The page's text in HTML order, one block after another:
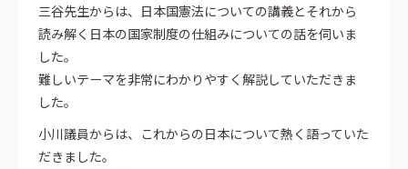
三谷先生からは、日本国憲法についての講義とそれから
読み解く日本の国家制度の仕組みについての話を伺いま
した。
難しいテーマを非常にわかりやすく解説していただきま
した。
小川議員からは、これからの日本について熱く語っていた
だきました。